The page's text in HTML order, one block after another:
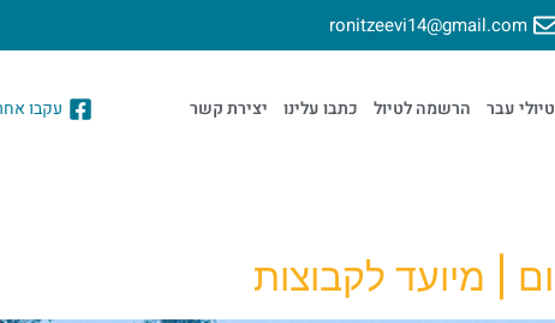
ronitzeevi14@gmail.com
טיולי עבר הרשמה לטיול כתבו עלינו יצירת קשר עקבו
| מיועד לקבוצות